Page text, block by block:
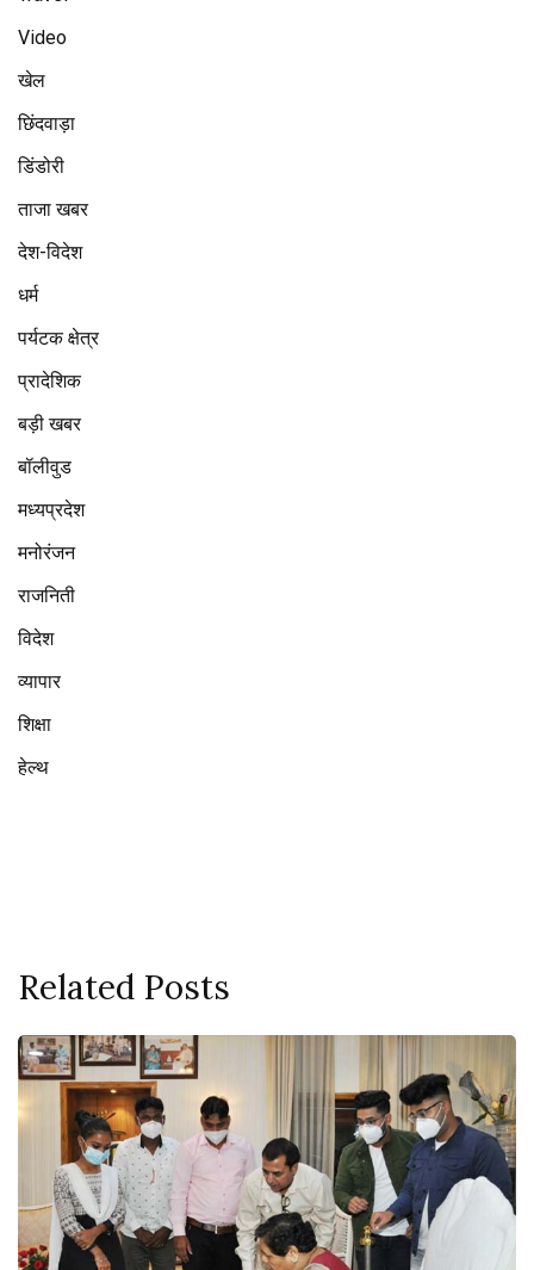
Video
खेल
छिंदवाड़ा
डिंडोरी
ताजा खबर
देश-विदेश
धर्म
पर्यटक क्षेत्र
प्रादेशिक
बड़ी खबर
बॉलीवुड
मध्यप्रदेश
मनोरंजन
राजनिती
विदेश
व्यापार
शिक्षा
हेल्थ
Related Posts